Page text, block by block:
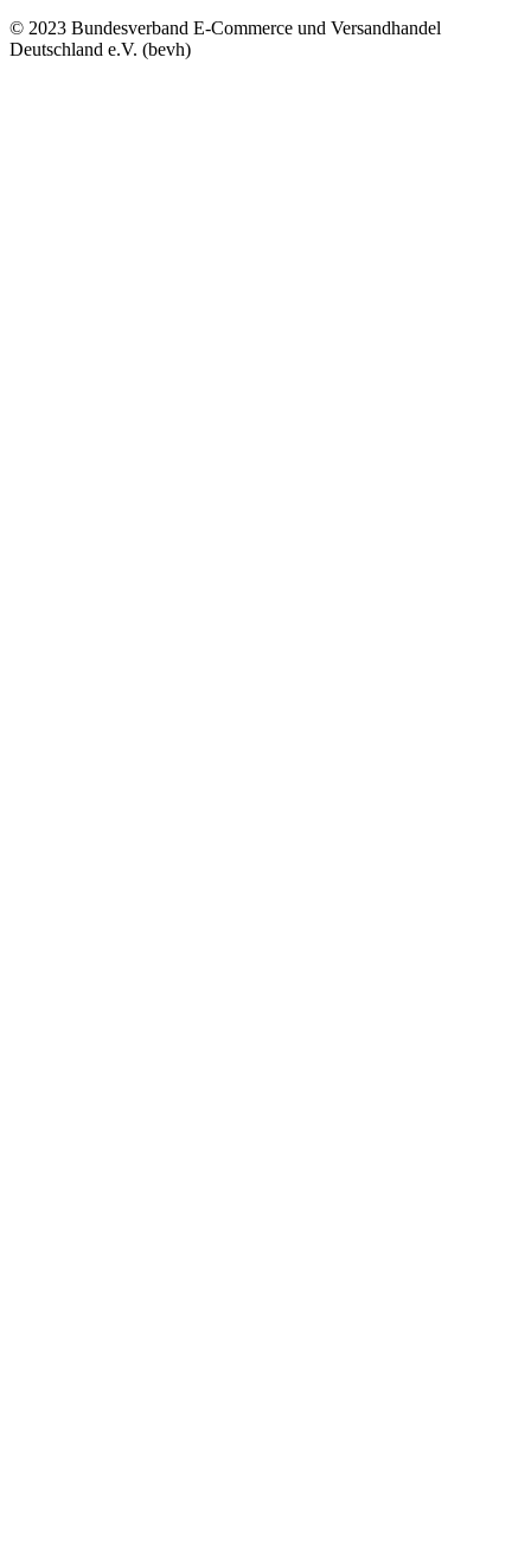
© 2023 Bundesverband E-Commerce und Versandhandel
Deutschland e.V. (bevh)